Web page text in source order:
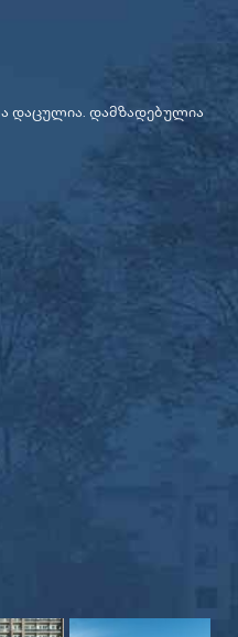
დაცულია. დამზადებულია